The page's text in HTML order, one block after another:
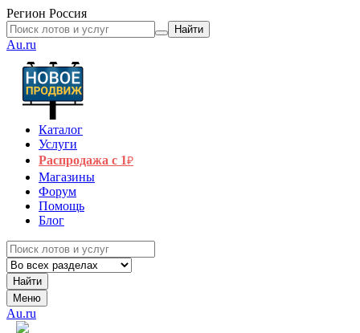
Регион Россия
Найти
Au.ru
Каталог
Услуги
Распродажа с 1₽
Магазины
Форум
Помощь
Блог
Найти
Меню
Au.ru